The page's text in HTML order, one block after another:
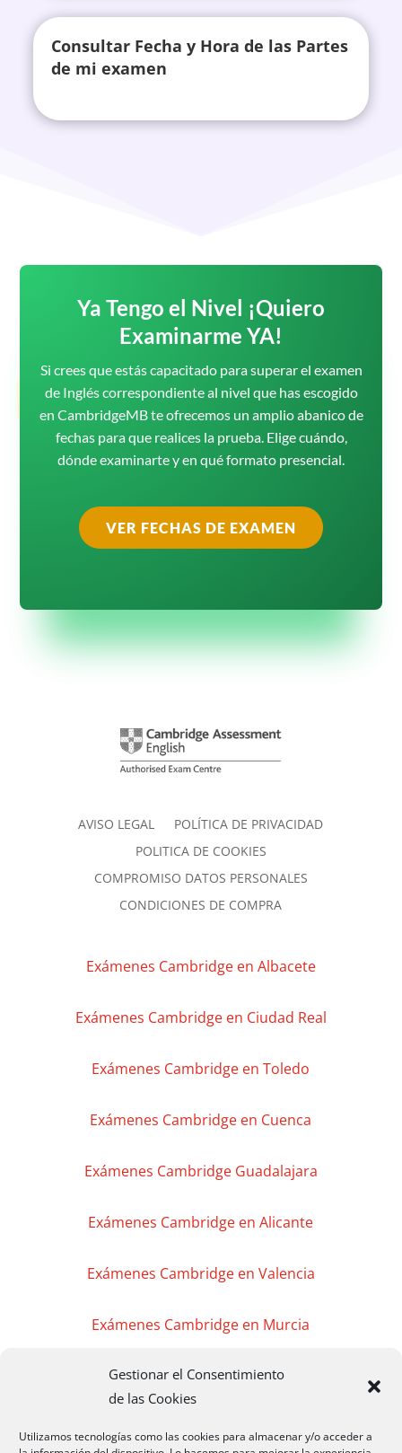
Gestionar el Consentimiento
de las Cookies
Utilizamos tecnologías como las cookies para almacenar y/o acceder a
Consultar Fecha y Hora de las Partes
de mi examen
Ya Tengo el Nivel ¡Quiero
Examinarme YA!
Si crees que estás capacitado para superar el examen
de Inglés correspondiente al nivel que has escogido
en CambridgeMB te ofrecemos un amplio abanico de
fechas para que realices la prueba. Elige cuándo,
dónde examinarte y en qué formato presencial.
VER FECHAS DE EXAMEN
AVISO LEGAL
POLÍTICA DE PRIVACIDAD
POLITICA DE COOKIES
COMPROMISO DATOS PERSONALES
CONDICIONES DE COMPRA
Exámenes Cambridge en Albacete
Exámenes Cambridge en Ciudad Real
Exámenes Cambridge en Toledo
Exámenes Cambridge en Cuenca
Exámenes Cambridge Guadalajara
Exámenes Cambridge en Alicante
Exámenes Cambridge en Valencia
Exámenes Cambridge en Murcia
Exámenes Cambridge en Madrid
Exámenes Cambridge Badajoz